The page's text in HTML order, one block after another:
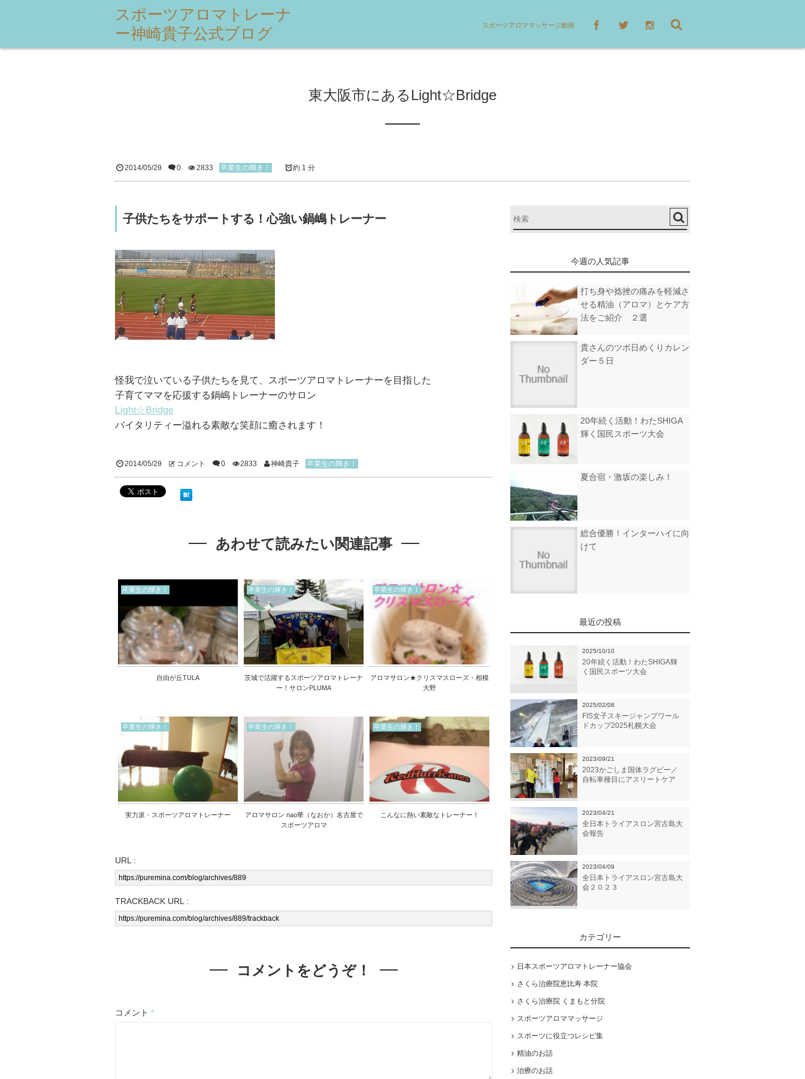
スポーツアロマトレーナ
ー神崎貴子公式ブログ
スポーツアロママッサージ動画
東大阪市にあるLight☆Bridge
2014/05/29 0 2833 卒業生の輝き！ 約 1 分
子供たちをサポートする！心強い鍋嶋トレーナー
怪我で泣いている子供たちを見て、スポーツアロマトレーナーを目指した
子育てママを応援する鍋嶋トレーナーのサロン
Light☆Bridge
バイタリティー溢れる素敵な笑顔に癒されます！
2014/05/29 コメント 0 2833 神崎貴子 卒業生の輝き！
あわせて読みたい関連記事
自由が丘TULA
卒業生の輝き！
茨城で活躍するスポーツアロマトレーナ
ー！サロンPLUMA
卒業生の輝き！
アロマサロン★クリスマスローズ・相模
大野
卒業生の輝き！
実力派・スポーツアロマトレーナー
卒業生の輝き！
アロマサロン nao華（なおか）名古屋で
スポーツアロマ
卒業生の輝き！
こんなに熱い素敵なトレーナー！
卒業生の輝き！
URL :
TRACKBACK URL :
コメントをどうぞ！
コメント *
今週の人気記事
打ち身や捻挫の痛みを軽減さ
せる精油（アロマ）とケア方
法をご紹介 ２選
貴さんのツボ日めくりカレン
ダー５日
20年続く活動！わたSHIGA
輝く国民スポーツ大会
夏合宿・激坂の楽しみ！
総合優勝！インターハイに向
けて
最近の投稿
2025/10/10
20年続く活動！わたSHIGA輝
く国民スポーツ大会
2025/02/08
FIS女子スキージャンプワール
ドカップ2025札幌大会
2023/09/21
2023かごしま国体ラグビー／
自転車種目にアスリートケア
2023/04/21
全日本トライアスロン宮古島大
会報告
2023/04/09
全日本トライアスロン宮古島大
会２０２３
カテゴリー
日本スポーツアロマトレーナー協会
さくら治療院恵比寿 本院
さくら治療院 くまもと分院
スポーツアロママッサージ
スポーツに役立つレシピ集
精油のお話
治療のお話